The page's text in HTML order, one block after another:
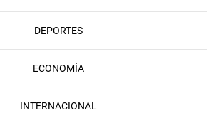
DEPORTES
ECONOMÍA
INTERNACIONAL